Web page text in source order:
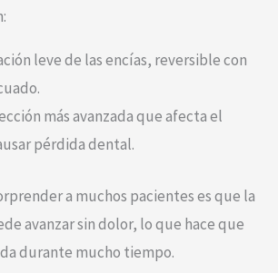
leve de las encías, reversible con
más avanzada que afecta el
pérdida dental.
a muchos pacientes es que la
avanzar sin dolor, lo que hace que
durante mucho tiempo.